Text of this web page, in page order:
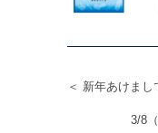
＜ 新年あけまし
3/8